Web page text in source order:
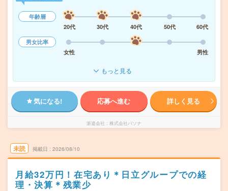
年齢層
20代
30代 40代 50代
60代
男女比率
女性
男性
もっと見る
気になる! 応募へ進む 詳しく見る
派遣会社 株式会社パソナ
未読 掲載日 2026/08/10
月給32万円！在宅あり＊日立グループでの経
理・決算＊残業少